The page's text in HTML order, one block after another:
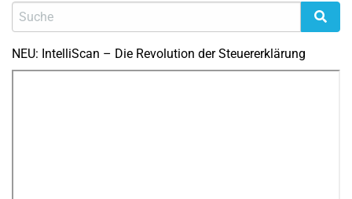
NEU: IntelliScan – Die Revolution der Steuererklärung